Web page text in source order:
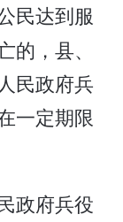
民达到服
，县、
民政府兵
一定期限
政府兵役